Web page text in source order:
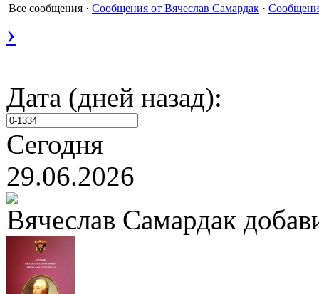
Все сообщения · Сообщения от Вячеслав Самардак ·
›
Дата (дней назад):
Сегодня
29.06.2026
Вячеслав Самардак